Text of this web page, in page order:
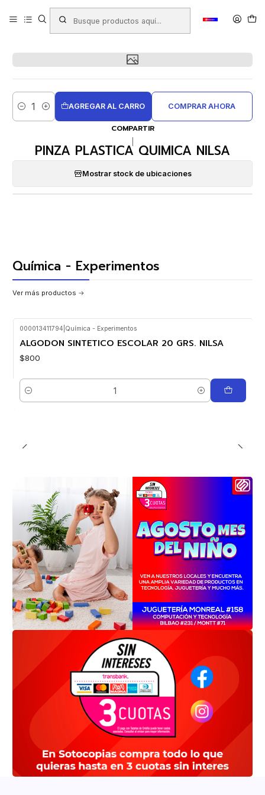
Productos LIBRERIA Escolar Química - Experimentos
PINZA PLASTICA QUIMICA NILSA
Cantidad
AGREGAR AL CARRO COMPRAR AHORA
COMPARTIR
PINZA PLASTICA QUIMICA NILSA
Mostrar stock de ubicaciones
Química - Experimentos
Ver más productos
000013411794 Química - Experimentos
ALGODON SINTETICO ESCOLAR 20 GRS. NILSA
$800
Cantidad